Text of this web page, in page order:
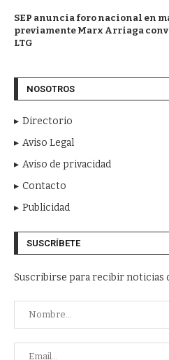
SEP anuncia foro nacional en
previamente Marx Arriaga
LTG
NOSOTROS
Directorio
Aviso Legal
Aviso de privacidad
Contacto
Publicidad
SUSCRÍBETE
Suscribirse para recibir noticias